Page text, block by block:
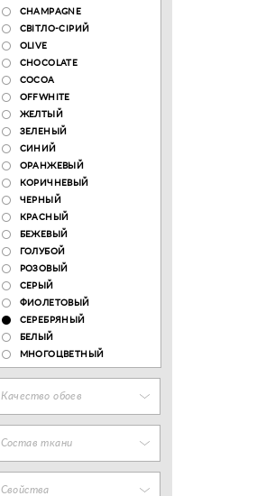
CHAMPAGNE
СВІТЛО-СІРИЙ
OLIVE
CHOCOLATE
COCOA
OFFWHITE
ЖЕЛТЫЙ
ЗЕЛЕНЫЙ
СИНИЙ
ОРАНЖЕВЫЙ
КОРИЧНЕВЫЙ
ЧЕРНЫЙ
КРАСНЫЙ
БЕЖЕВЫЙ
ГОЛУБОЙ
РОЗОВЫЙ
СЕРЫЙ
ФИОЛЕТОВЫЙ
СЕРЕБРЯНЫЙ
БЕЛЫЙ
МНОГОЦВЕТНЫЙ
Качество обоев
Состав ткани
Свойства